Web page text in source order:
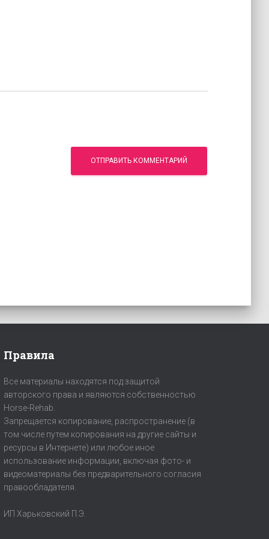
Правила
Все материалы находятся под защитой
авторского права и являются собственностью
Horse-Rehab.
Запрещается копирование, распространение (в
том числе путем копирования на другие сайты и
ресурсы в Интернете) или любое иное
использование информации, включая фото- и
видеоматериалы без предварительного согласия
правообладателя.
ИП Харьковский П.Э.